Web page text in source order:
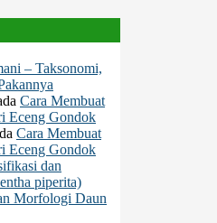
– Taksonomi,
Cara Membuat
Eceng Gondok
Cara Membuat
Eceng Gondok
dan
piperita)
Morfologi Daun